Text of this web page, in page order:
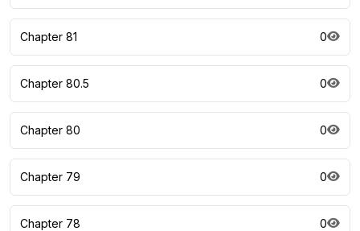
Chapter 81 0
Chapter 80.5 0
Chapter 80 0
Chapter 79 0
Chapter 78 0